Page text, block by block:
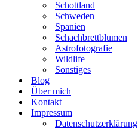
Schottland
Schweden
Spanien
Schachbrettblumen
Astrofotografie
Wildlife
Sonstiges
Blog
Über mich
Kontakt
Impressum
Datenschutzerklärung